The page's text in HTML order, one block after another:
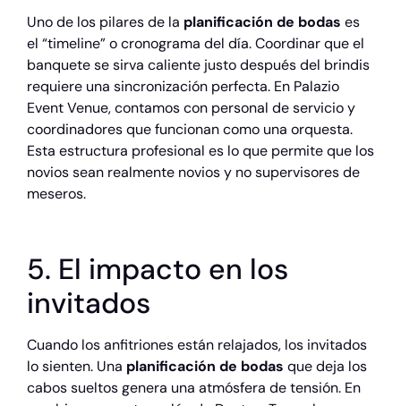
Uno de los pilares de la planificación de bodas es
el “timeline” o cronograma del día. Coordinar que el
banquete se sirva caliente justo después del brindis
requiere una sincronización perfecta. En Palazio
Event Venue, contamos con personal de servicio y
coordinadores que funcionan como una orquesta.
Esta estructura profesional es lo que permite que los
novios sean realmente novios y no supervisores de
meseros.
5. El impacto en los
invitados
Cuando los anfitriones están relajados, los invitados
lo sienten. Una planificación de bodas que deja los
cabos sueltos genera una atmósfera de tensión. En